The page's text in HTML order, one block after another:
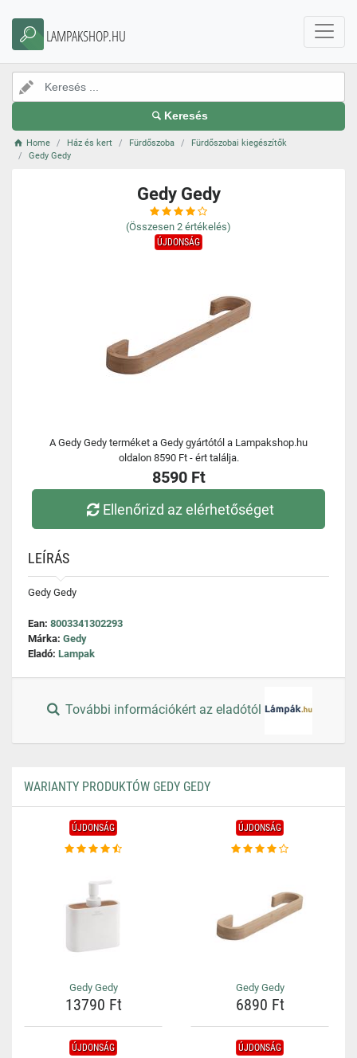
LAMPAKSHOP.HU
Keresés
Home Ház és kert Fürdőszoba
Fürdőszobai kiegészítők
Gedy Gedy
Gedy Gedy
(Összesen 2 értékelés)
ÚJDONSÁG
A Gedy Gedy terméket a Gedy gyártótól a Lampakshop.hu
oldalon 8590 Ft - ért találja.
8590 Ft
Ellenőrizd az elérhetőséget
LEÍRÁS
Gedy Gedy
Ean: 8003341302293
Márka: Gedy
Eladó: Lampak
További információkért az eladótól
WARIANTY PRODUKTÓW GEDY GEDY
ÚJDONSÁG
Gedy Gedy
13790 Ft
ÚJDONSÁG
Gedy Gedy
6890 Ft
ÚJDONSÁG ÚJDONSÁG